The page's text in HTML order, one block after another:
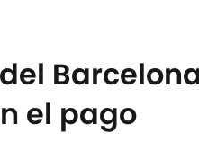
del
el pago